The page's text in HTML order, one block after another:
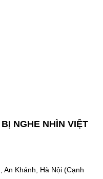
NGHE NHÌN VIỆT
An Khánh, Hà Nội (Cạnh